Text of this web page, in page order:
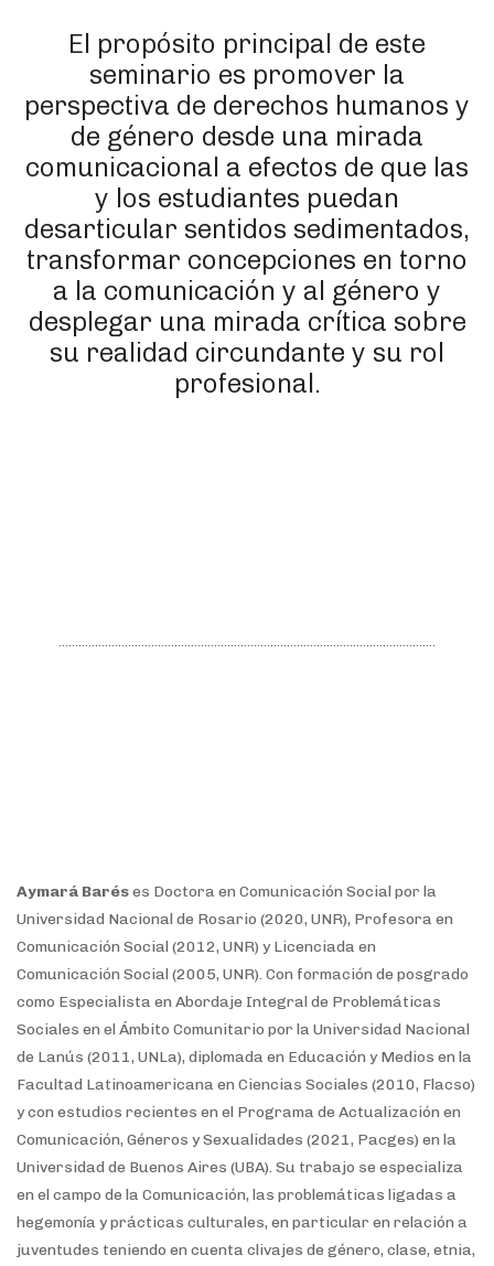
El propósito principal de este
seminario es promover la
perspectiva de derechos humanos y
de género desde una mirada
comunicacional a efectos de que las
y los estudiantes puedan
desarticular sentidos sedimentados,
transformar concepciones en torno
a la comunicación y al género y
desplegar una mirada crítica sobre
su realidad circundante y su rol
profesional.
Aymará Baréses Doctora en Comunicación Social por la
Universidad Nacional de Rosario (2020, UNR), Profesora en
Comunicación Social (2012, UNR) y Licenciada en
Comunicación Social (2005, UNR). Con formación de posgrado
como Especialista en Abordaje Integral de Problemáticas
Sociales en el Ámbito Comunitario por la Universidad Nacional
de Lanús (2011, UNLa), diplomada en Educación y Medios en la
Facultad Latinoamericana en Ciencias Sociales (2010, Flacso)
y con estudios recientes en el Programa de Actualización en
Comunicación, Géneros y Sexualidades (2021, Pacges) en la
Universidad de Buenos Aires (UBA). Su trabajo se especializa
en el campo de la Comunicación, las problemáticas ligadas a
hegemonía y prácticas culturales, en particular en relación a
juventudes teniendo en cuenta clivajes de género, clase, etnia,